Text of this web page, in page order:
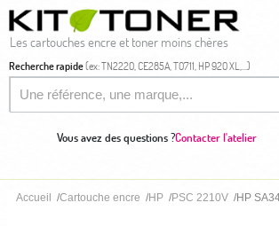
Les cartouches encre et toner moins chères
Recherche rapide(ex: TN2220, CE285A, T0711, HP 920 XL,...)
Vous avez des questions ?Contacter l'atelier
Accueil Cartouche encre HP PSC 2210V HP